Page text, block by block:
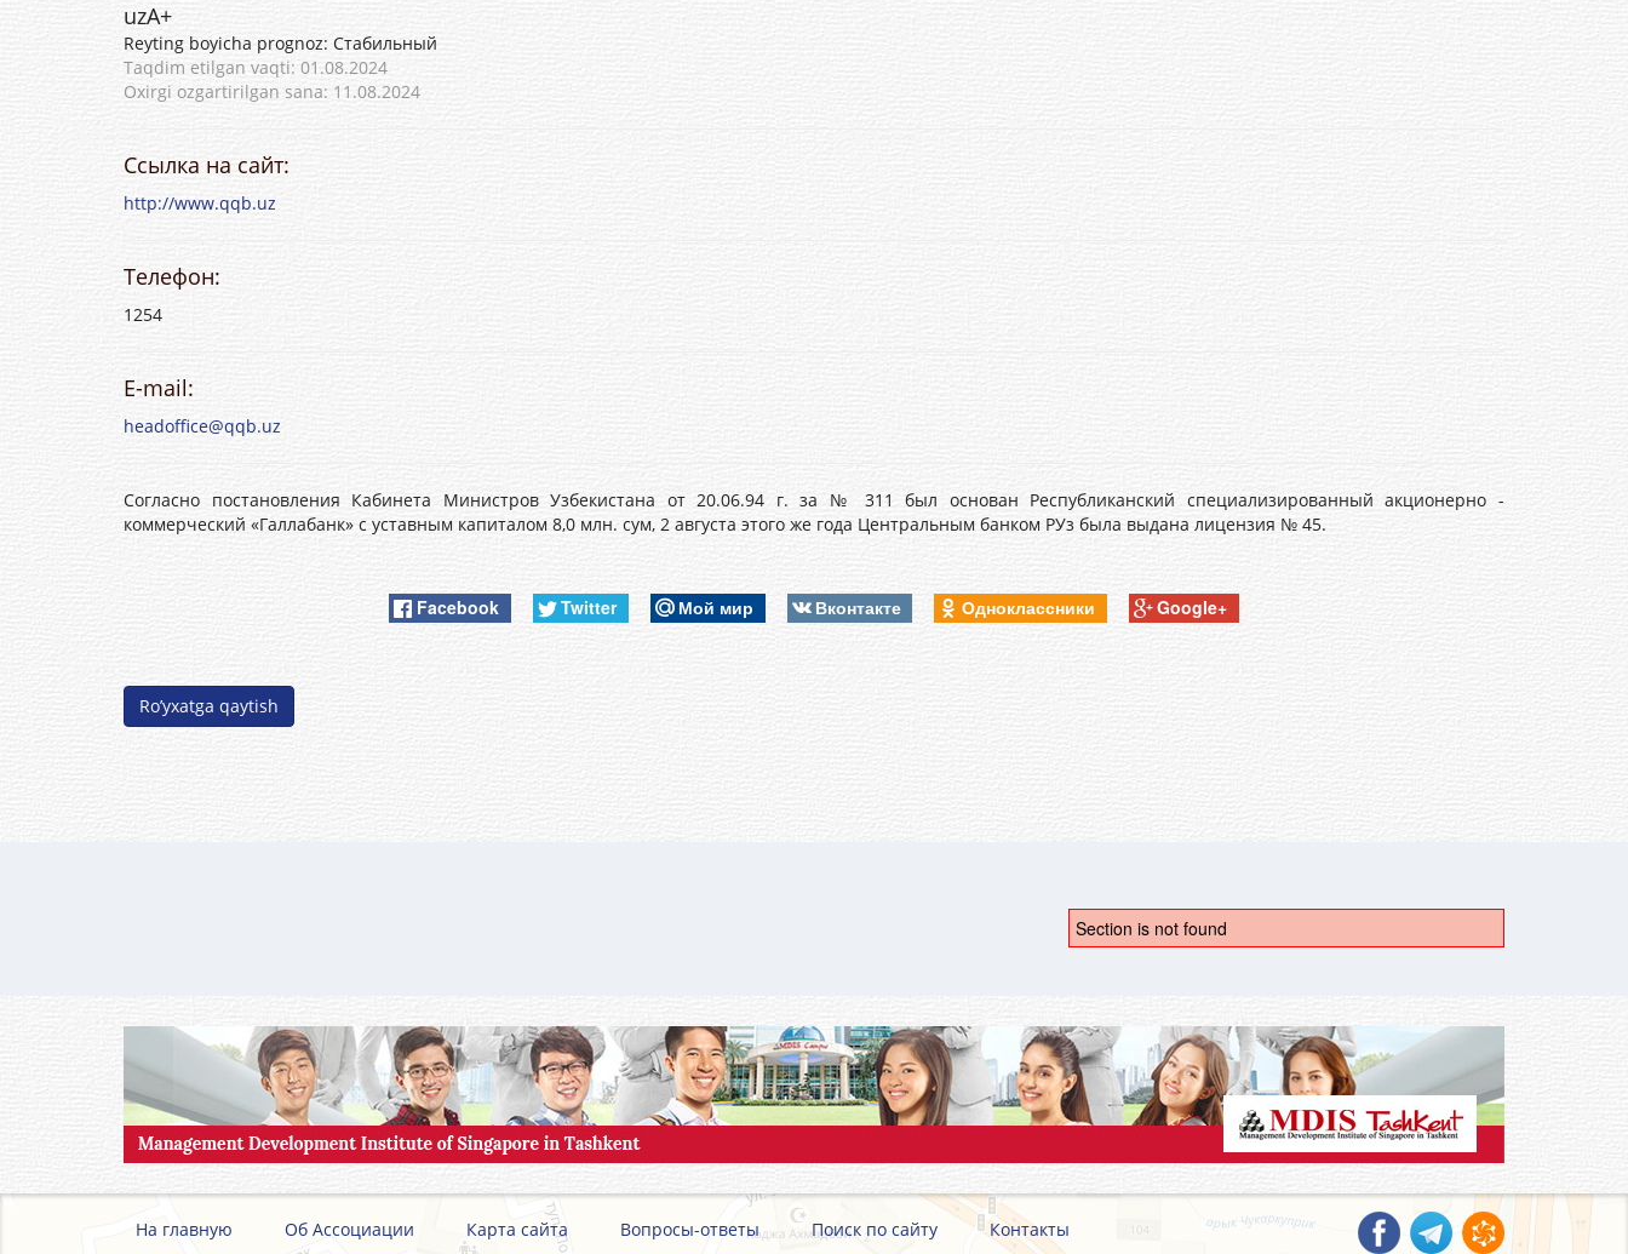
uzА+
Reyting boyicha prognoz: Стабильный
Taqdim etilgan vaqti: 01.08.2024
Oxirgi ozgartirilgan sana: 11.08.2024
Ссылка на сайт:
http://www.qqb.uz
Телефон:
1254
E-mail:
headoffice@qqb.uz
Согласно постановления Кабинета Министров Узбекистана от 20.06.94 г. за № 311 был основан Республиканский специализированный акционерно -
коммерческий «Галлабанк» с уставным капиталом 8,0 млн. сум, 2 августа этого же года Центральным банком РУз была выдана лицензия № 45.
Facebook Twitter Мой мир Вконтакте Одноклассники Google+
Ro’yxatga qaytish
Section is not found
На главную Об Ассоциации Карта сайта Вопросы-ответы Поиск по сайту Контакты